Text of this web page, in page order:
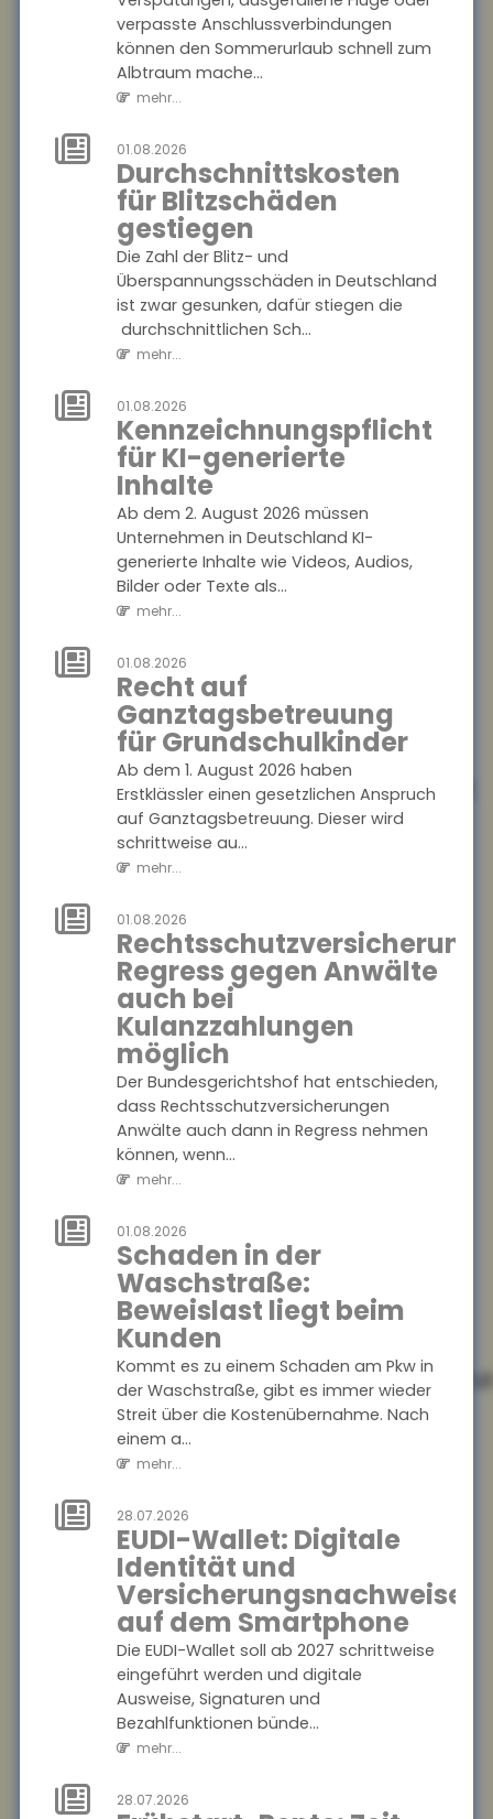
verpasste Anschlussverbindungen
können den Sommerurlaub schnell zum
Albtraum mache...
mehr...
01.08.2026
Durchschnittskosten
für Blitzschäden
gestiegen
Die Zahl der Blitz- und
Überspannungsschäden in Deutschland
ist zwar gesunken, dafür stiegen die
durchschnittlichen Sch...
mehr...
01.08.2026
Kennzeichnungspflicht
für KI-generierte
Inhalte
Ab dem 2. August 2026 müssen
Unternehmen in Deutschland KI-
generierte Inhalte wie Videos, Audios,
Bilder oder Texte als...
mehr...
01.08.2026
Recht auf
Ganztagsbetreuung
für Grundschulkinder
Ab dem 1. August 2026 haben
Erstklässler einen gesetzlichen Anspruch
auf Ganztagsbetreuung. Dieser wird
schrittweise au...
mehr...
01.08.2026
Rechtsschutzversicherung:
Regress gegen Anwälte
auch bei
Kulanzzahlungen
möglich
Der Bundesgerichtshof hat entschieden,
dass Rechtsschutzversicherungen
Anwälte auch dann in Regress nehmen
können, wenn...
mehr...
01.08.2026
Schaden in der
Waschstraße:
Beweislast liegt beim
Kunden
Kommt es zu einem Schaden am Pkw in
der Waschstraße, gibt es immer wieder
Streit über die Kostenübernahme. Nach
einem a...
mehr...
28.07.2026
EUDI-Wallet: Digitale
Identität und
Versicherungsnachweise
auf dem Smartphone
Die EUDI-Wallet soll ab 2027 schrittweise
eingeführt werden und digitale
Ausweise, Signaturen und
Bezahlfunktionen bünde...
mehr...
28.07.2026
Die kommunale
Wärmeplanung schreitet in
Deutschland voran. Zum 30.
Juni 2026 haben 2.836
Gemeinden ihre Pläne
mehr...
01.08.2026
Passagierrechte
auf Reisen
Verspätungen, ausgefallene
Flüge oder verpasste
Anschlussverbindungen
können den Sommerurlaub
mache...
mehr...
01.08.2026
Durchschnittskosten
für Blitzschäden
gestiegen
Die Zahl der Blitz- und
Überspannungsschäden in
gesunken, dafür stiegen die
durchschnittlichen Sch...
mehr...
01.08.2026
Kennzeichnungspflicht
für KI-generierte
Inhalte
Ab dem 2. August 2026
Deutschland KI-generierte
Inhalte wie Videos, Audios,
Bilder oder Texte als...
mehr...
01.08.2026
Recht auf
Ganztagsbetreuung
für
Grundschulkinder
Ab dem 1. August 2026 haben
gesetzlichen Anspruch auf
Ganztagsbetreuung. Dieser
wird schrittweise au...
mehr...
Regress gegen
Anwälte auch bei
Kulanzzahlungen
Der Bundesgerichtshof hat
entschieden, dass
Rechtsschutzversicherungen
Anwälte auch dann in
Regress nehmen können,
wenn...
01.08.2026
Schaden in der
Beweislast liegt